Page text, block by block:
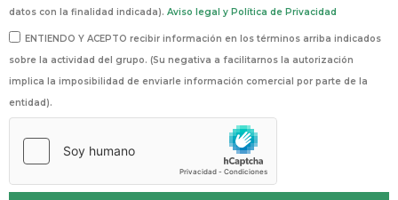
datos con la finalidad indicada). Aviso legal y Política de Privacidad
ENTIENDO Y ACEPTO recibir información en los términos arriba indicados
sobre la actividad del grupo. (Su negativa a facilitarnos la autorización
implica la imposibilidad de enviarle información comercial por parte de la
entidad).